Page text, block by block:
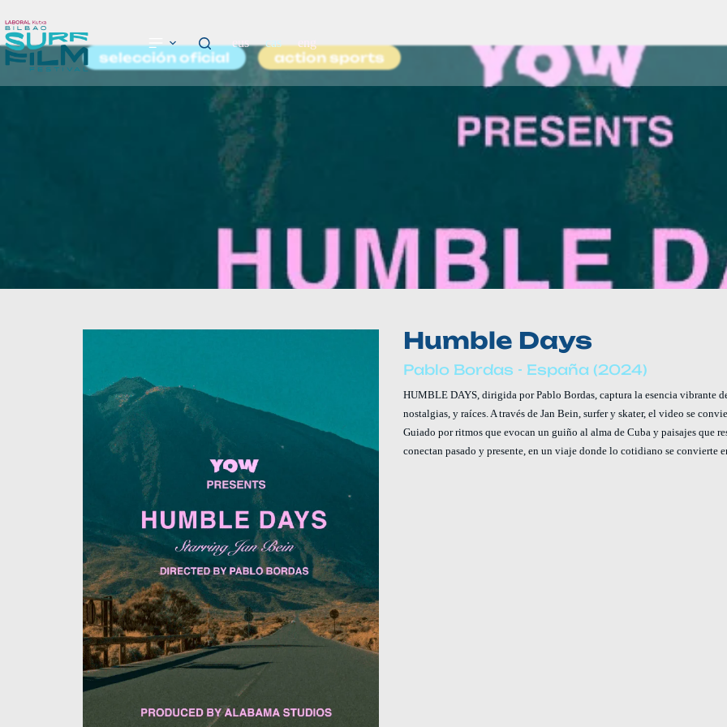
eus cas eng
selección oficial action sports
Humble Days
Pablo Bordas - España (2024)
HUMBLE DAYS, dirigida por Pablo Bordas, captura la esencia vibrante
nostalgias, y raíces. A través de Jan Bein, surfer y skater, el video se
Guiado por ritmos que evocan un guiño al alma de Cuba y paisajes que
conectan pasado y presente, en un viaje donde lo cotidiano se convierte